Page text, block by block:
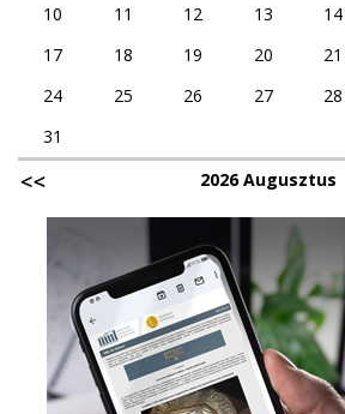
10
11 12 13 14
17
18 19 20 21
24
25 26 27 28
31
2026 Augusztus